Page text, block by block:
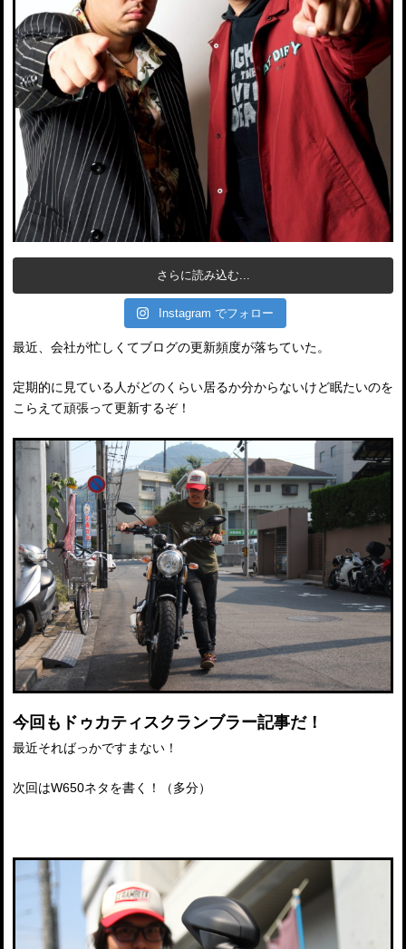
さらに読み込む...
Instagram でフォロー
最近、会社が忙しくてブログの更新頻度が落ちていた。
定期的に見ている人がどのくらい居るか分からないけど眠たいのを
こらえて頑張って更新するぞ！
今回もドゥカティスクランブラー記事だ！
最近そればっかですまない！
次回はW650ネタを書く！（多分）